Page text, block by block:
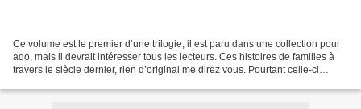
Ce volume est le premier d’une trilogie, il est paru dans une collection pour
ado, mais il devrait intéresser tous les lecteurs. Ces histoires de familles à
travers le siècle dernier, rien d’original me direz vous. Pourtant celle-ci